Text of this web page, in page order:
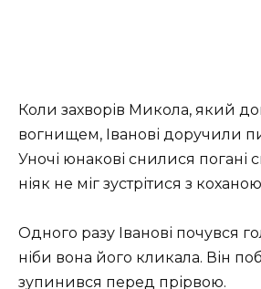
Коли захворів Микола, який
вогнищем, Іванові доручили
Уночі юнакові снилися погані
ніяк не міг зустрітися з
Одного разу Іванові почувся
ніби вона його кликала. Він
зупинився перед прірвою.